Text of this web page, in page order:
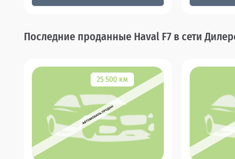
Последние проданные Haval F7 в сети
25 500 км